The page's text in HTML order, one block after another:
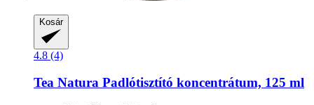
Kosár
4.8 (4)
Tea Natura Padlótisztító koncentrátum, 125 ml